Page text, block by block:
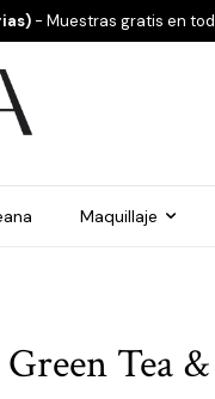
- Muestras gratis en
Maquillaje
Green Tea